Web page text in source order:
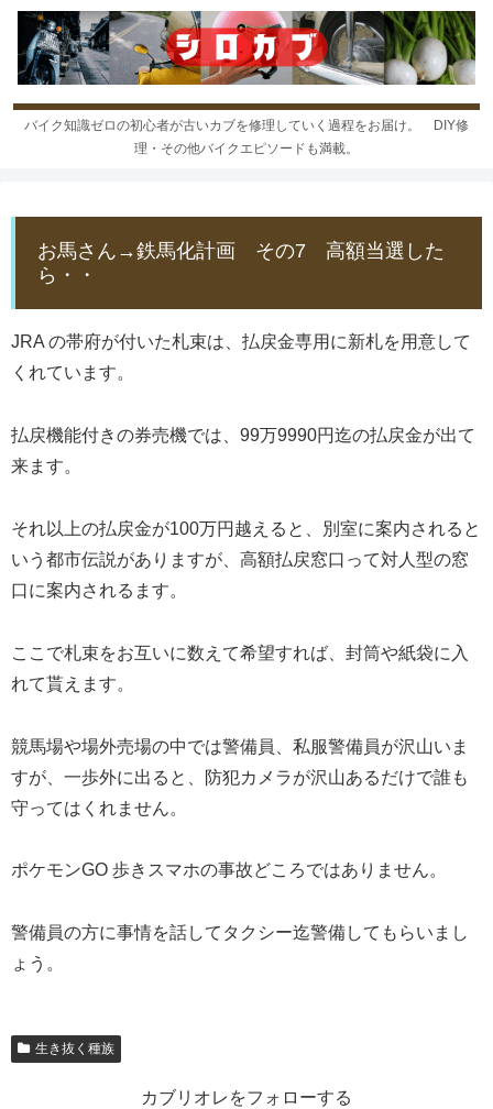
バイク知識ゼロの初心者が古いカブを修理していく過程をお届け。 DIY修
理・その他バイクエピソードも満載。
お馬さん→鉄馬化計画 その7 高額当選した
ら・・
JRA の帯府が付いた札束は、払戻金専用に新札を用意して
くれています。
払戻機能付きの券売機では、99万9990円迄の払戻金が出て
来ます。
それ以上の払戻金が100万円越えると、別室に案内されると
いう都市伝説がありますが、高額払戻窓口って対人型の窓
口に案内されるます。
ここで札束をお互いに数えて希望すれば、封筒や紙袋に入
れて貰えます。
競馬場や場外売場の中では警備員、私服警備員が沢山いま
すが、一歩外に出ると、防犯カメラが沢山あるだけで誰も
守ってはくれません。
ポケモンGO 歩きスマホの事故どころではありません。
警備員の方に事情を話してタクシー迄警備してもらいまし
ょう。
生き抜く種族
カブリオレをフォローする